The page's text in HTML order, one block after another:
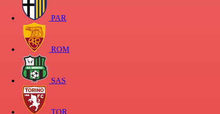
PAR
ROM
SAS
TOR